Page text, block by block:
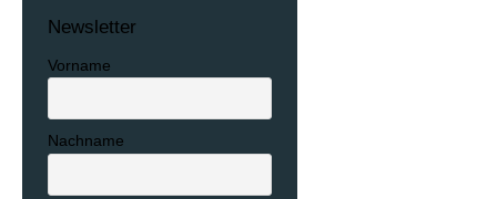
Newsletter
Vorname
Nachname